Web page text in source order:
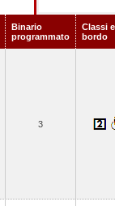
Binario
programmato
Classi
bordo
3